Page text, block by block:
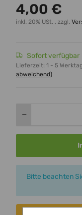
4,00 €
inkl. 20% USt. , zzgl.
Sofort verfügbar
Lieferzeit: 1 - 5
abweichend)
x
Bitte beachten